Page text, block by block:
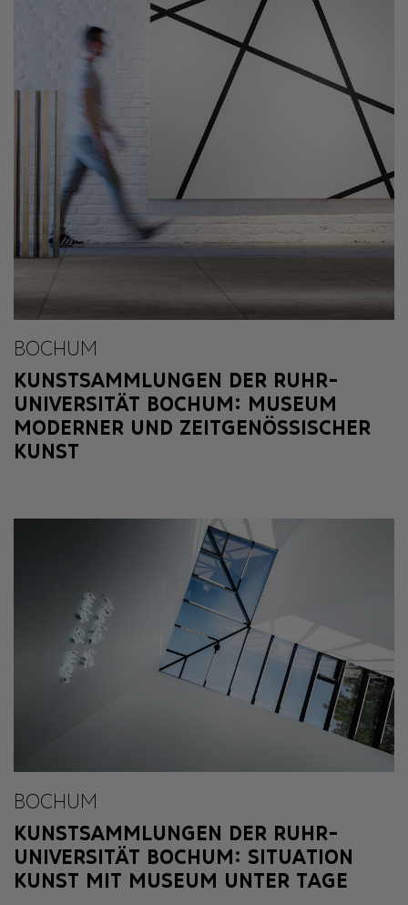
BOCHUM
KUNSTSAMMLUNGEN DER RUHR-
UNIVERSITÄT BOCHUM: MUSEUM
MODERNER UND ZEITGENÖSSISCHER
KUNST
BOCHUM
KUNSTSAMMLUNGEN DER RUHR-
UNIVERSITÄT BOCHUM: SITUATION
KUNST MIT MUSEUM UNTER TAGE